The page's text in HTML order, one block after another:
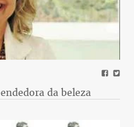
da beleza